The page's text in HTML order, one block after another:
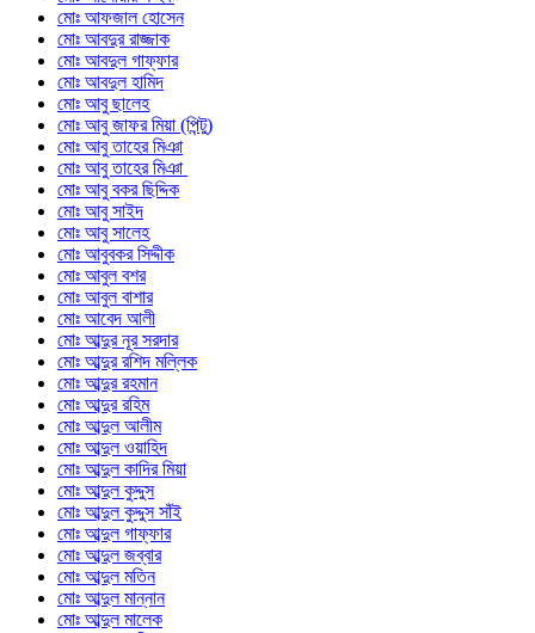
মোঃ আফজাল হোসেন
মোঃ আবদুর রাজ্জাক
মোঃ আবদুল গাফ্‌ফার
মোঃ আবদুল হামিদ
মোঃ আবু ছালেহ
মোঃ আবু জাফর মিয়া (পিন্টু)
মোঃ আবু তাহের মিঞা
মোঃ আবু তাহের মিঞা
মোঃ আবু বকর ছিদ্দিক
মোঃ আবু সাইদ
মোঃ আবু সালেহ
মোঃ আবুবকর সিদ্দীক
মোঃ আবুল বশর
মোঃ আবুল বাশার
মোঃ আবেদ আলী
মোঃ আব্দুর নূর সরদার
মোঃ আব্দুর রশিদ মল্লিক
মোঃ আব্দুর রহমান
মোঃ আব্দুর রহিম
মোঃ আব্দুল আলীম
মোঃ আব্দুল ওয়াহিদ
মোঃ আব্দুল কাদির মিয়া
মোঃ আব্দুল কুদ্দুস
মোঃ আব্দুল কুদ্দুস সাঁই
মোঃ আব্দুল গাফ্ফার
মোঃ আব্দুল জব্বার
মোঃ আব্দুল মতিন
মোঃ আব্দুল মান্নান
মোঃ আব্দুল মালেক